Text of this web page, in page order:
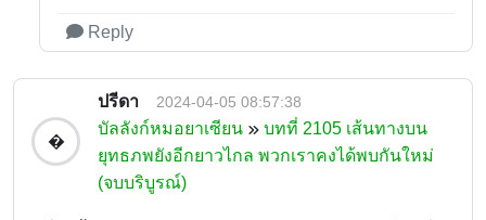
Reply
�
ปรีดา 2024-04-05 08:57:38
บัลลังก์หมอยาเซียน
บทที่ 2105 เส้นทางบน
ยุทธภพยังอีกยาวไกล พวกเราคงได้พบกันใหม่
(จบบริบูรณ์)